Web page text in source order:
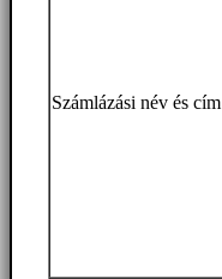
Számlázási név és cím